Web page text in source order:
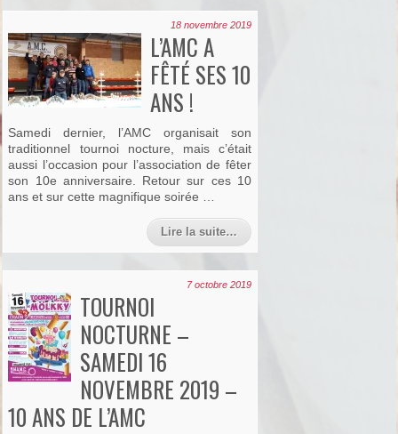
18 novembre 2019
L’AMC A
FÊTÉ SES 10
ANS !
Samedi dernier, l’AMC organisait son
traditionnel tournoi nocture, mais c’était
aussi l’occasion pour l’association de fêter
son 10e anniversaire. Retour sur ces 10
ans et sur cette magnifique soirée …
Lire la suite…
7 octobre 2019
TOURNOI
NOCTURNE –
SAMEDI 16
NOVEMBRE 2019 –
10 ANS DE L’AMC